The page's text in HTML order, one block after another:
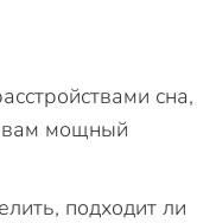
сна,
вам мощный
подходит ли